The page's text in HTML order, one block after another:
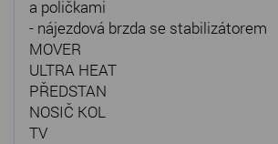
a poličkami
- nájezdová brzda se stabilizátorem
MOVER
ULTRA HEAT
PŘEDSTAN
NOSIČ KOL
TV